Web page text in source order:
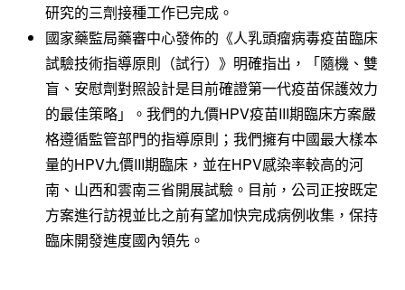
研究的三劑接種工作已完成。
國家藥監局藥審中心發佈的《人乳頭瘤病毒疫苗臨床
試驗技術指導原則（試行）》明確指出，「隨機、雙
盲、安慰劑對照設計是目前確證第一代疫苗保護效力
的最佳策略」。我們的九價HPV疫苗III期臨床方案嚴
格遵循監管部門的指導原則；我們擁有中國最大樣本
量的HPV九價III期臨床，並在HPV感染率較高的河
南、山西和雲南三省開展試驗。目前，公司正按既定
方案進行訪視並比之前有望加快完成病例收集，保持
臨床開發進度國內領先。